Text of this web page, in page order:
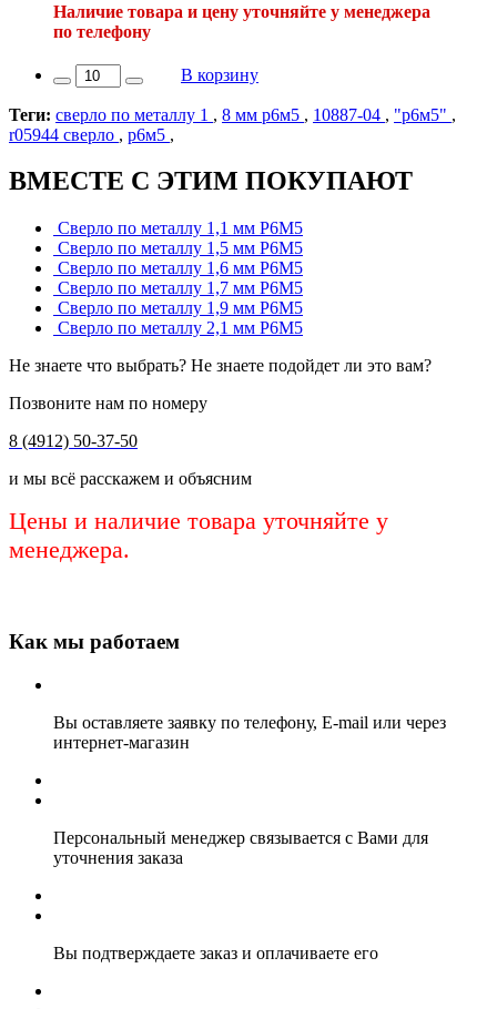
Наличие товара и цену уточняйте у менеджера
по телефону
В корзину
Теги: сверло по металлу 1 , 8 мм р6м5 , 10887-04 , "р6м5" ,
r05944 сверло , р6м5 ,
ВМЕСТЕ С ЭТИМ ПОКУПАЮТ
Сверло по металлу 1,1 мм Р6М5
Сверло по металлу 1,5 мм Р6М5
Сверло по металлу 1,6 мм Р6М5
Сверло по металлу 1,7 мм Р6М5
Сверло по металлу 1,9 мм Р6М5
Сверло по металлу 2,1 мм Р6М5
Не знаете что выбрать? Не знаете подойдет ли это вам?
Позвоните нам по номеру
8 (4912) 50-37-50
и мы всё расскажем и объясним
Цены и наличие товара уточняйте у
менеджера.
Как мы работаем
Вы оставляете заявку по телефону, E-mail или через
интернет-магазин
Персональный менеджер связывается с Вами для
уточнения заказа
Вы подтверждаете заказ и оплачиваете его